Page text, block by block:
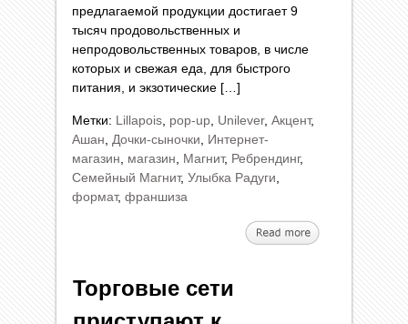
предлагаемой продукции достигает 9
тысяч продовольственных и
непродовольственных товаров, в числе
которых и свежая еда, для быстрого
питания, и экзотические […]
Метки: Lillapois pop-up Unilever, Акцент,
Ашан
Дочки-сыночки
Интернет-
магазин
магазин Магнит, Ребрендинг,
Семейный Магнит, Улыбка Радуги
формат, франшиза
Торговые сети